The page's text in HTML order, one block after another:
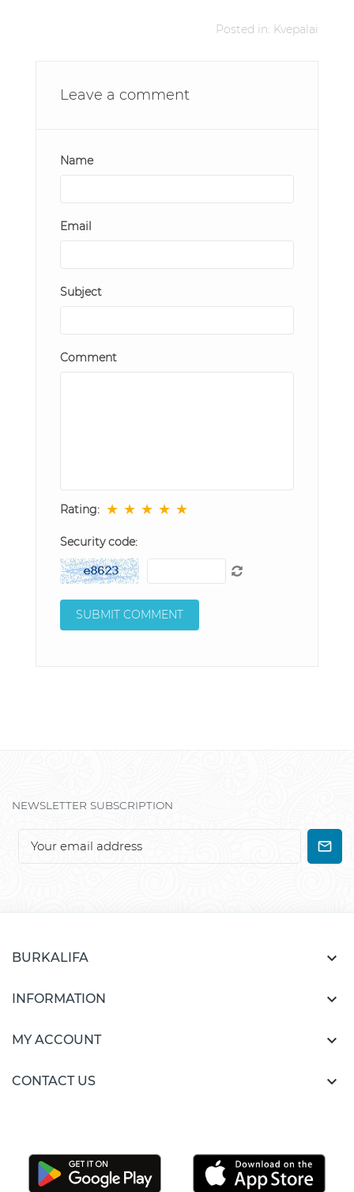
Posted in: Kvepalai
Leave a comment
Name
Email
Subject
Comment
Rating: ★ ★ ★ ★ ★
Security code:
NEWSLETTER SUBSCRIPTION
BURKALIFA 
INFORMATION 
MY ACCOUNT 
CONTACT US 